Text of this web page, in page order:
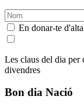
En donar-te
Les claus del dia per
divendres
Bon dia Nació